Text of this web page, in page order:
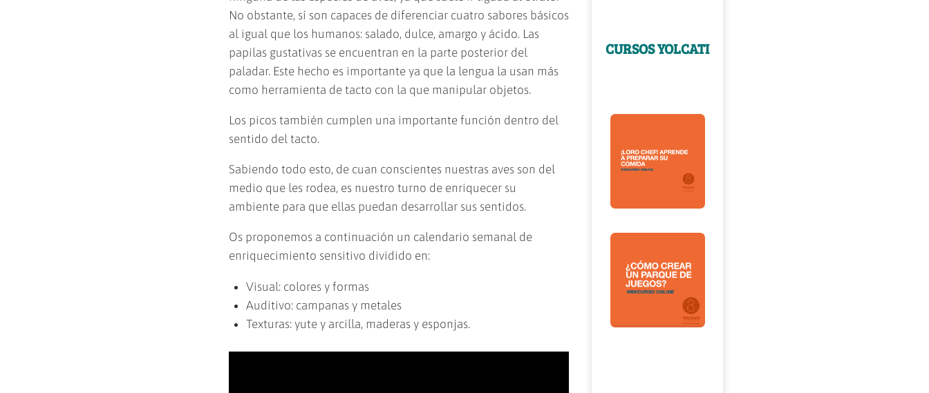
No obstante, sí son capaces de diferenciar cuatro sabores básicos
al igual que los humanos: salado, dulce, amargo y ácido. Las
papilas gustativas se encuentran en la parte posterior del
paladar. Este hecho es importante ya que la lengua la usan más
como herramienta de tacto con la que manipular objetos.
Los picos también cumplen una importante función dentro del
sentido del tacto.
Sabiendo todo esto, de cuan conscientes nuestras aves son del
medio que les rodea, es nuestro turno de enriquecer su
ambiente para que ellas puedan desarrollar sus sentidos.
Os proponemos a continuación un calendario semanal de
enriquecimiento sensitivo dividido en:
Visual: colores y formas
Auditivo: campanas y metales
Texturas: yute y arcilla, maderas y esponjas.
CURSOS YOLCATI